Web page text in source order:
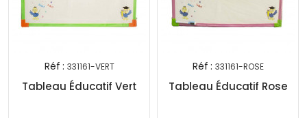
Réf : 331161-VERT
Tableau Éducatif Vert
Réf : 331161-ROSE
Tableau Éducatif Rose